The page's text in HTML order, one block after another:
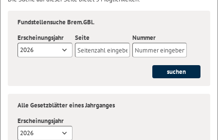
Fundstellensuche Brem.GBl.
Erscheinungsjahr
2026
Seite Nummer
Alle Gesetzblätter eines Jahrganges
Erscheinungsjahr
2026